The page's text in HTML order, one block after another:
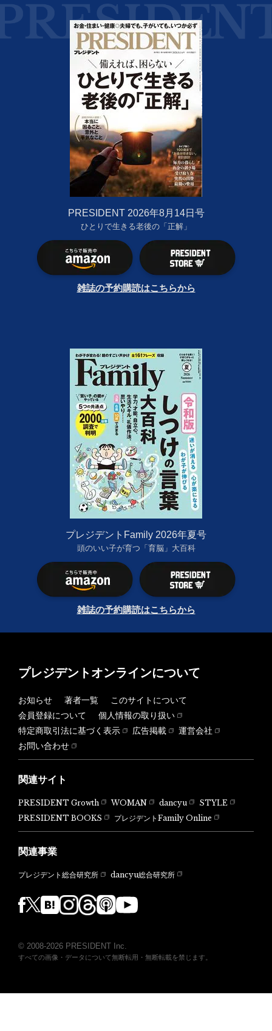
PRESIDENT 2026年8月14日号
ひとりで生きる老後の「正解」
雑誌の予約購読はこちらから
プレジデントFamily 2026年夏号
頭のいい子が育つ「育脳」大百科
雑誌の予約購読はこちらから
プレジデントオンラインについて
お知らせ 著者一覧
このサイトについて
会員登録について
個人情報の取り扱い
特定商取引法に基づく表示
広告掲載
運営会社
お問い合わせ
関連サイト
PRESIDENT Growth WOMAN dancyu
STYLE
PRESIDENT BOOKS
プレジデントFamily Online
関連事業
プレジデント総合研究所 dancyu総合研究所
© 2008-2026 PRESIDENT Inc.
すべての画像・データについて無断転用・無断転載を禁じます。